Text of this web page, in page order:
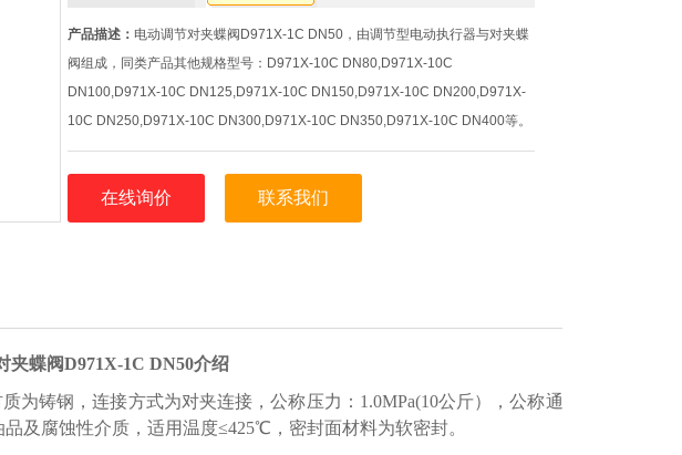
产品描述： 电动调节对夹蝶阀D971X-1C DN50，由调节型电动执行器与对夹蝶
阀组成，同类产品其他规格型号：D971X-10C DN80,D971X-10C
DN100,D971X-10C DN125,D971X-10C DN150,D971X-10C DN200,D971X-
10C DN250,D971X-10C DN300,D971X-10C DN350,D971X-10C DN400等。
在线询价 联系我们
夹蝶阀D971X-1C DN50介绍
为铸钢 ，连接方式为对夹连接，公称压力： 1.0MPa(10公斤），公称通
及腐蚀性介质，适用温度≤425℃，密封面材料为软密封。